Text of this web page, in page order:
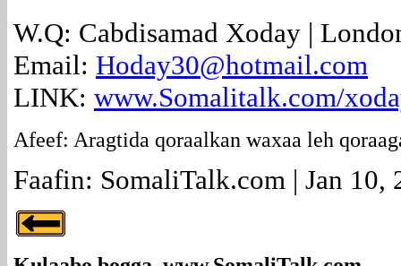
W.Q: Cabdisamad Xoday |
Email: Hoday30@hotmail.com
LINK: www.Somalitalk.com/
Afeef: Aragtida qoraalkan waxaa leh
Faafin: SomaliTalk.com | Jan 10,